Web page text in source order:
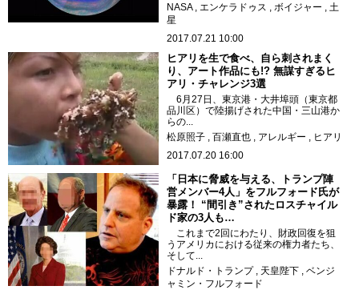
NASA
エンケラドゥス ボイジャー
土
星
2017.07.21 10:00
ヒアリを生で食べ、自ら刺されまく
り、アート作品にも!? 無謀すぎるヒ
アリ・チャレンジ3選
6月27日、東京港・大井埠頭（東京都
品川区）で陸揚げされた中国・三山港か
らの...
松原照子
百瀬直也 アレルギー
ヒアリ
2017.07.20 16:00
「日本に脅威を与える、トランプ陣
営メンバー4人」をフルフォード氏が
暴露！ “間引き”されたロスチャイル
ド家の3人も…
これまで2回にわたり、財政回復を狙
うアメリカにおける従来の権力者たち、
そして...
ドナルド・トランプ
天皇陛下
ベンジ
ャミン・フルフォード